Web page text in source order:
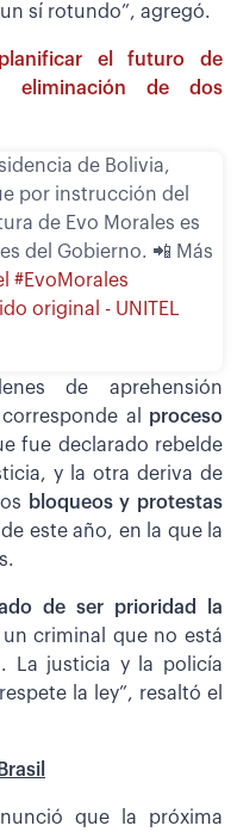
sí rotundo”, agregó.
el futuro de
eliminación de dos
de Bolivia,
por instrucción del
de Evo Morales es
del Gobierno. 📲 Más
#EvoMorales
original - UNITEL
de aprehensión
al
proceso
fue declarado rebelde
y la otra deriva de
bloqueos y protestas
de este año, en la que la
de ser prioridad la
un criminal que no está
La justicia y la policía
la ley”, resaltó el
que la próxima